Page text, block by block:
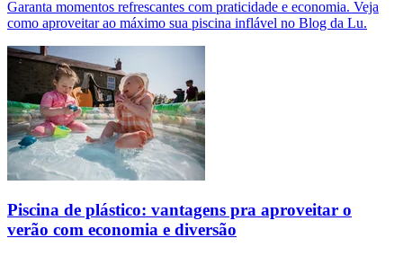
Garanta momentos refrescantes com praticidade e economia. Veja
como aproveitar ao máximo sua piscina inflável no Blog da Lu.
Piscina de plástico: vantagens pra aproveitar o
verão com economia e diversão